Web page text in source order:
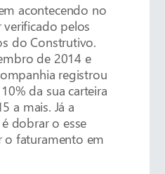
acontecendo no
pelos
do Construtivo.
de 2014 e
registrou
da sua carteira
a mais. Já a
dobrar o esse
o faturamento em